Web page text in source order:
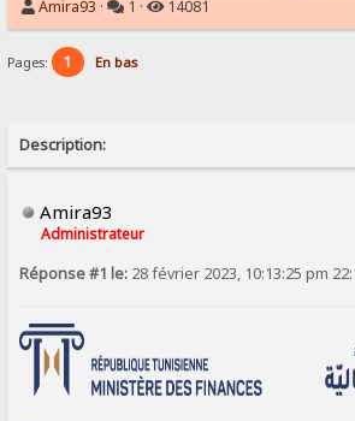
Amira93 · 1 · 14081
Pages: 1 En bas
Description:
Amira93
Administrateur
Réponse #1 le: 28 février 2023, 10:13:25 pm